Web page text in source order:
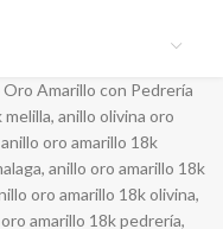
Amarillo con Pedrería
melilla, anillo olivina oro
anillo oro amarillo 18k
, anillo oro amarillo 18k
oro amarillo 18k olivina,
amarillo 18k pedrería,